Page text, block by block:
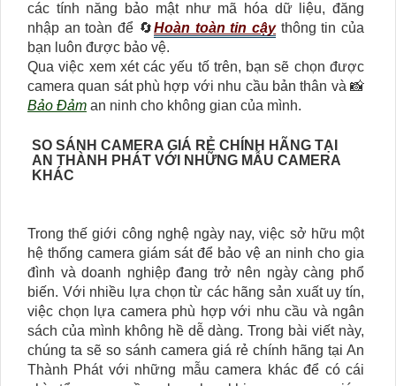
các tính năng bảo mật như mã hóa dữ liệu, đăng
nhập an toàn để 🔄Hoàn toàn tin cậythông tin của
bạn luôn được bảo vệ.
Qua việc xem xét các yếu tố trên, bạn sẽ chọn được
camera quan sát phù hợp với nhu cầu bản thân và 📸
Bảo Đảm an ninh cho không gian của mình.
SO SÁNH CAMERA GIÁ RẺ CHÍNH HÃNG TẠI
AN THÀNH PHÁT VỚI NHỮNG MẪU CAMERA
KHÁC
Trong thế giới công nghệ ngày nay, việc sở hữu một
hệ thống camera giám sát để bảo vệ an ninh cho gia
đình và doanh nghiệp đang trở nên ngày càng phổ
biến. Với nhiều lựa chọn từ các hãng sản xuất uy tín,
việc chọn lựa camera phù hợp với nhu cầu và ngân
sách của mình không hề dễ dàng. Trong bài viết này,
chúng ta sẽ so sánh camera giá rẻ chính hãng tại An
Thành Phát với những mẫu camera khác để có cái